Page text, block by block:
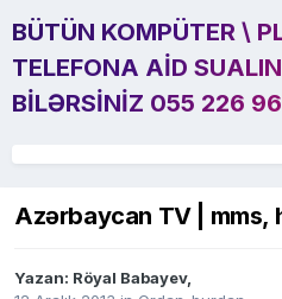
BÜTÜN KOMPÜTER \
TELEFONA AID
BILƏRSINIZ 055 226
Azərbaycan TV | mms,
Yazan: Röyal Babayev,